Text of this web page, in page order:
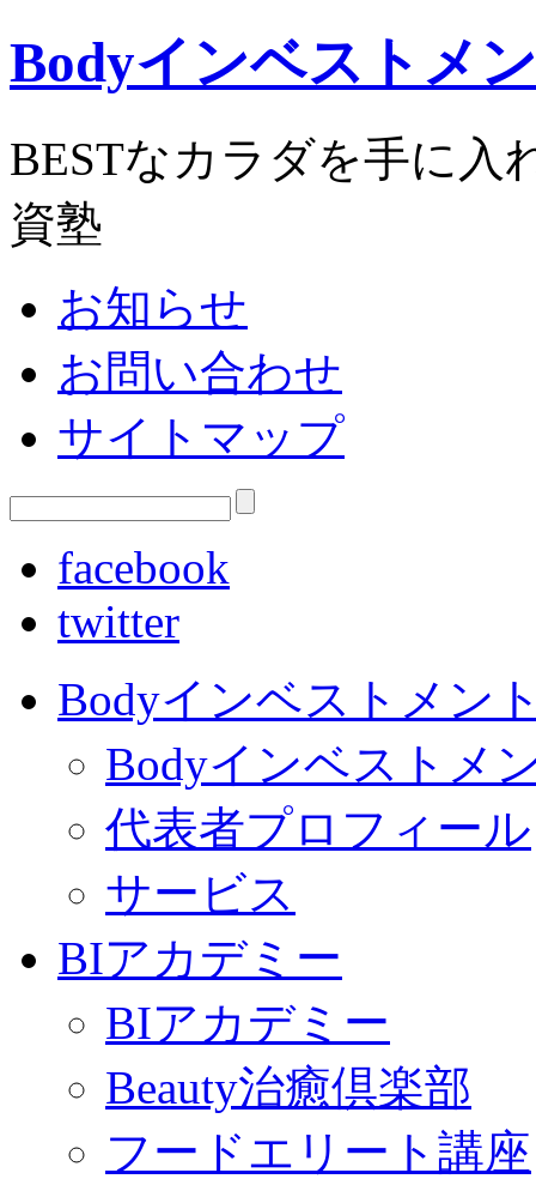
Bodyインベストメ
BESTなカラダを手に入
資塾
お知らせ
お問い合わせ
サイトマップ
facebook
twitter
Bodyインベストメン
Bodyインベストメ
代表者プロフィール
サービス
BIアカデミー
BIアカデミー
Beauty治癒倶楽部
フードエリート講座